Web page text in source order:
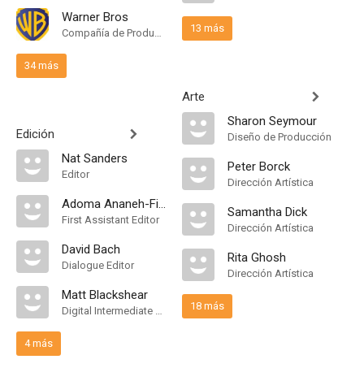
Warner Bros
Compañía de Produccion
34 más
Edición
Nat Sanders
Editor
Adoma Ananeh-Firempong
First Assistant Editor
David Bach
Dialogue Editor
Matt Blackshear
Digital Intermediate Editor
4 más
13 más
Arte
Sharon Seymour
Diseño de Producción
Peter Borck
Dirección Artística
Samantha Dick
Dirección Artística
Rita Ghosh
Dirección Artística
18 más